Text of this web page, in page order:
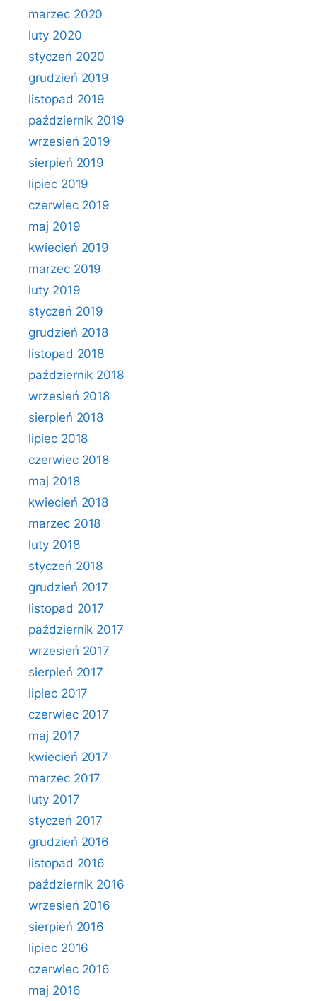
marzec 2020
luty 2020
styczeń 2020
grudzień 2019
listopad 2019
październik 2019
wrzesień 2019
sierpień 2019
lipiec 2019
czerwiec 2019
maj 2019
kwiecień 2019
marzec 2019
luty 2019
styczeń 2019
grudzień 2018
listopad 2018
październik 2018
wrzesień 2018
sierpień 2018
lipiec 2018
czerwiec 2018
maj 2018
kwiecień 2018
marzec 2018
luty 2018
styczeń 2018
grudzień 2017
listopad 2017
październik 2017
wrzesień 2017
sierpień 2017
lipiec 2017
czerwiec 2017
maj 2017
kwiecień 2017
marzec 2017
luty 2017
styczeń 2017
grudzień 2016
listopad 2016
październik 2016
wrzesień 2016
sierpień 2016
lipiec 2016
czerwiec 2016
maj 2016